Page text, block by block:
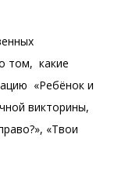
том, какие
«Ребёнок и
викторины,
«Твои